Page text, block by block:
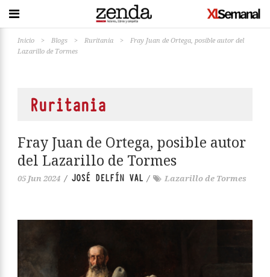
Inicio > Blogs > Ruritania >
Fray Juan de Ortega, posible autor del
Lazarillo de Tormes
Ruritania
Fray Juan de Ortega, posible autor
del Lazarillo de Tormes
05 Jun 2024 / JOSÉ DELFÍN VAL / Lazarillo de Tormes